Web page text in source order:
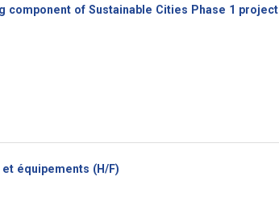
component of Sustainable Cities Phase 1 project
équipements (H/F)